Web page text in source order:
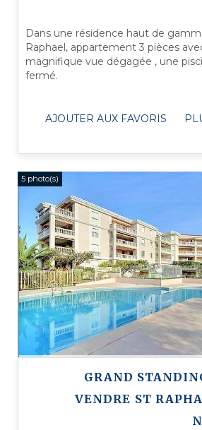
Dans une résidence haut de
Raphael, appartement 3 pièces
magnifique vue dégagée , une
fermé.
AJOUTER AUX FAVORIS
5 photo(s)
GRAND
VENDRE ST